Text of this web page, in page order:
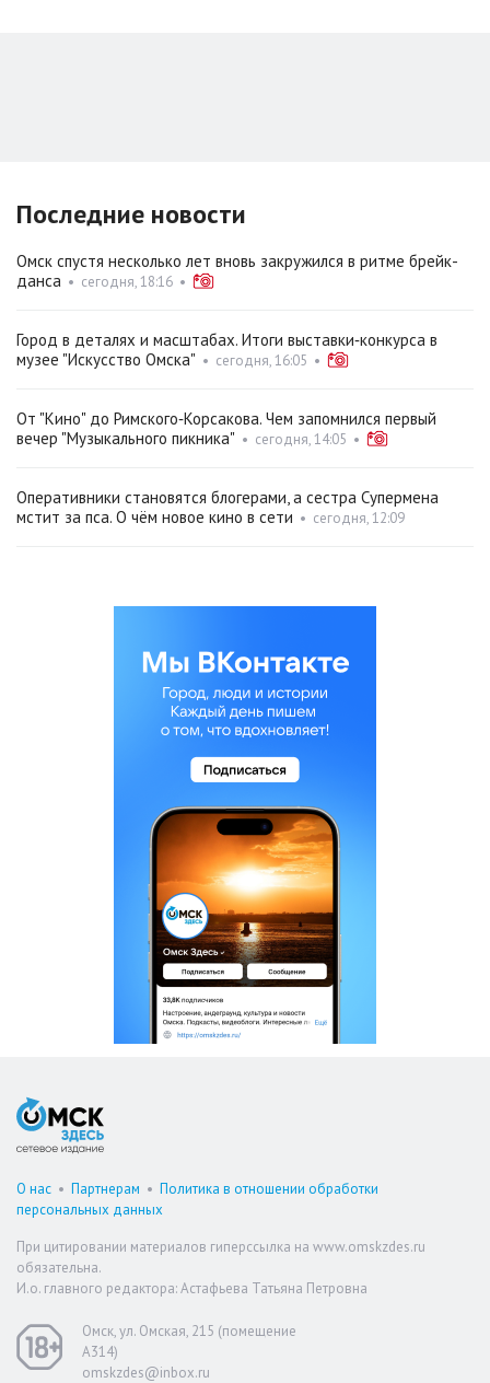
Последние новости
Омск спустя несколько лет вновь закружился в ритме брейк-
данса • сегодня, 18:16 •
Город в деталях и масштабах. Итоги выставки‑конкурса в
музее "Искусство Омска" • сегодня, 16:05 •
От "Кино" до Римского‑Корсакова. Чем запомнился первый
вечер "Музыкального пикника" • сегодня, 14:05 •
Оперативники становятся блогерами, а сестра Супермена
мстит за пса. О чём новое кино в сети • сегодня, 12:09
О нас • Партнерам • Политика в отношении обработки
персональных данных
При цитировании материалов гиперссылка на www.omskzdes.ru
обязательна.
И.о. главного редактора: Астафьева Татьяна Петровна
Омск, ул. Омская, 215 (помещение
А314)
omskzdes@inbox.ru